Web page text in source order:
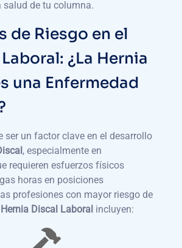
salud de tu columna.
de Riesgo en el
¿La Hernia
una Enfermedad
ser un factor clave en el desarrollo
, especialmente en
requieren esfuerzos físicos
horas en posiciones
profesiones con mayor riesgo de
Hernia Discal Laboral incluyen: